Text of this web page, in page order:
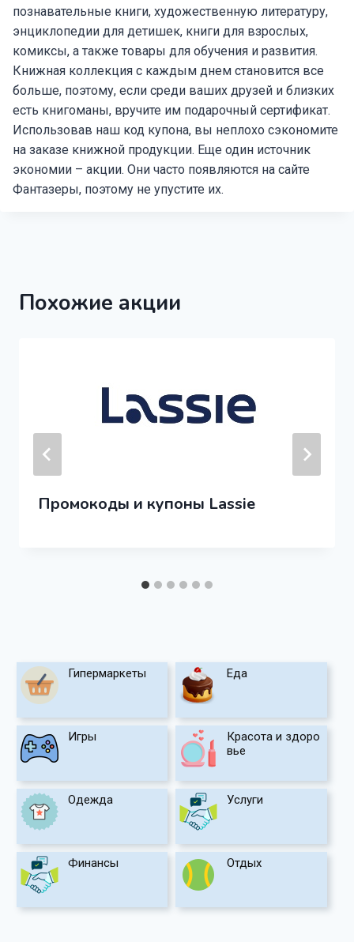
познавательные книги, художественную литературу,
энциклопедии для детишек, книги для взрослых,
комиксы, а также товары для обучения и развития.
Книжная коллекция с каждым днем становится все
больше, поэтому, если среди ваших друзей и близких
есть книгоманы, вручите им подарочный сертификат.
Использовав наш код купона, вы неплохо сэкономите
на заказе книжной продукции. Еще один источник
экономии – акции. Они часто появляются на сайте
Фантазеры, поэтому не упустите их.
Похожие акции
Промокоды и купоны Lassie
Гипермаркеты Еда
Игры
Красота и здоро
вье
Одежда Услуги
Финансы Отдых